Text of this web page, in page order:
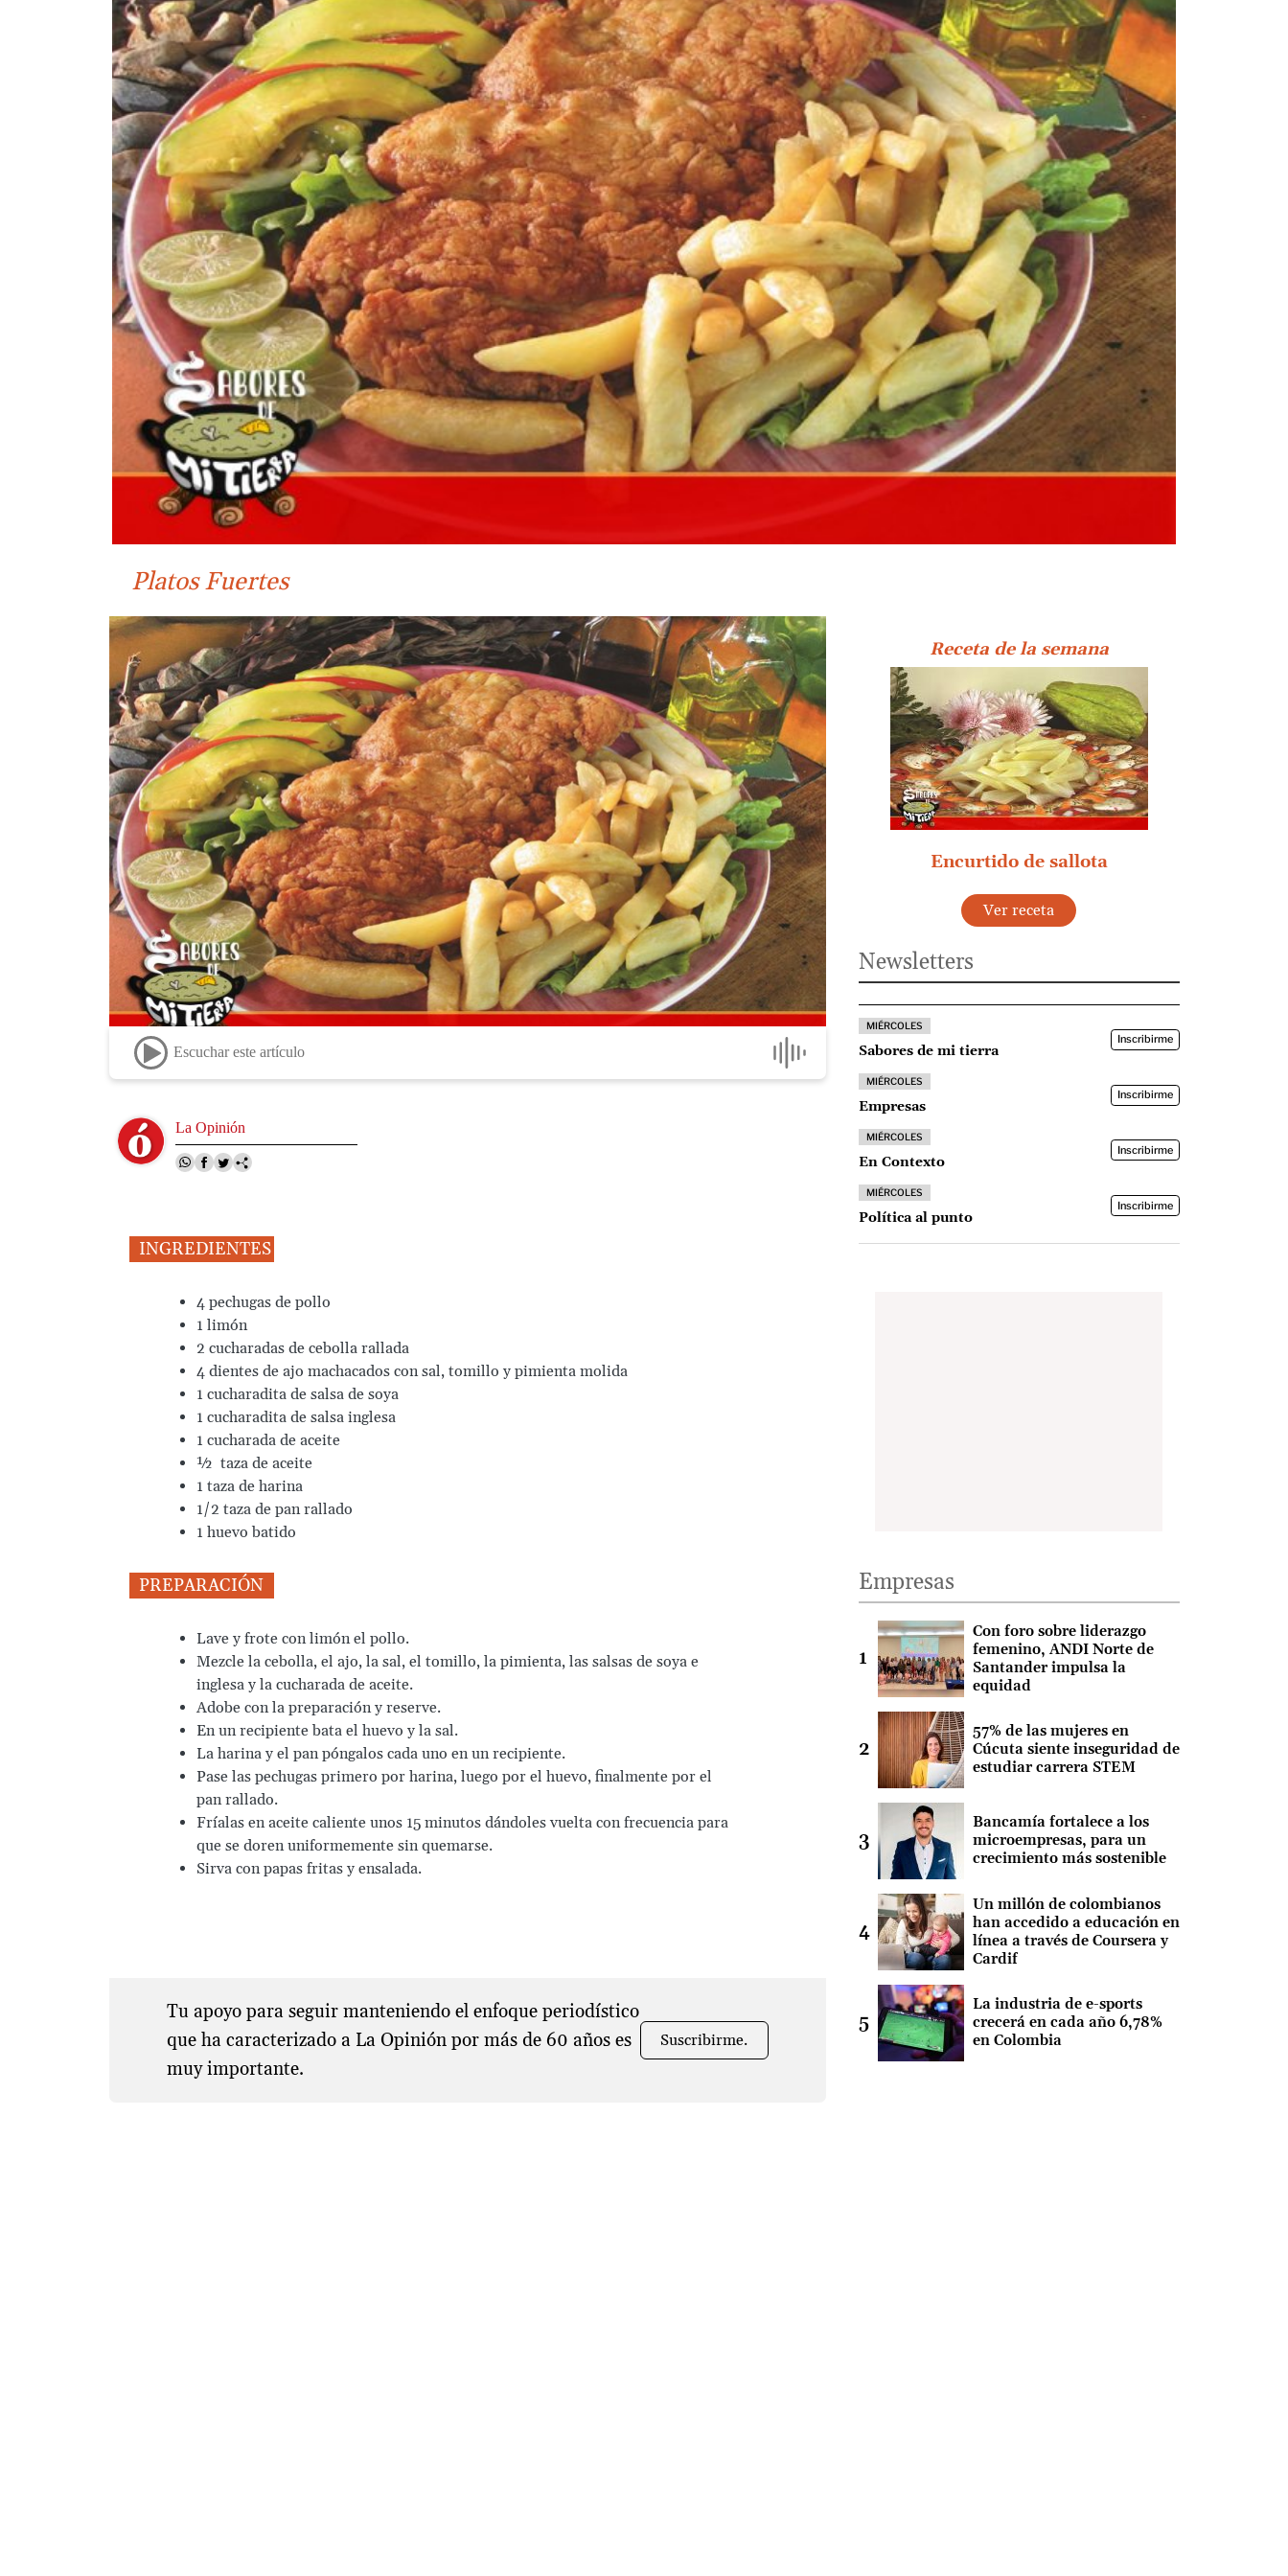
Platos Fuertes
Escuchar este artículo
Image La Opinión
INGREDIENTES
4 pechugas de pollo
1 limón
2 cucharadas de cebolla rallada
4 dientes de ajo machacados con sal, tomillo y pimienta molida
1 cucharadita de salsa de soya
1 cucharadita de salsa inglesa
1 cucharada de aceite
½ taza de aceite
1 taza de harina
1/2 taza de pan rallado
1 huevo batido
PREPARACIÓN
Lave y frote con limón el pollo.
Mezcle la cebolla, el ajo, la sal, el tomillo, la pimienta, las salsas de soya e
inglesa y la cucharada de aceite.
Adobe con la preparación y reserve.
En un recipiente bata el huevo y la sal.
La harina y el pan póngalos cada uno en un recipiente.
Pase las pechugas primero por harina, luego por el huevo, finalmente por el
pan rallado.
Fríalas en aceite caliente unos 15 minutos dándoles vuelta con frecuencia para
que se doren uniformemente sin quemarse.
Sirva con papas fritas y ensalada.
Tu apoyo para seguir manteniendo el enfoque periodístico
que ha caracterizado a La Opinión por más de 60 años es
muy importante.
Suscribirme.
Receta de la semana
Encurtido de sallota
Ver receta
Newsletters
MIÉRCOLES
Sabores de mi tierra
Inscribirme
MIÉRCOLES
Empresas
Inscribirme
MIÉRCOLES
En Contexto
Inscribirme
MIÉRCOLES
Política al punto
Inscribirme
Empresas
Con foro sobre liderazgo
femenino, ANDI Norte de
Santander impulsa la
equidad
57% de las mujeres en
Cúcuta siente inseguridad de
estudiar carrera STEM
Bancamía fortalece a los
microempresas, para un
crecimiento más sostenible
Un millón de colombianos
han accedido a educación en
línea a través de Coursera y
Cardif
La industria de e-sports
crecerá en cada año 6,78%
en Colombia